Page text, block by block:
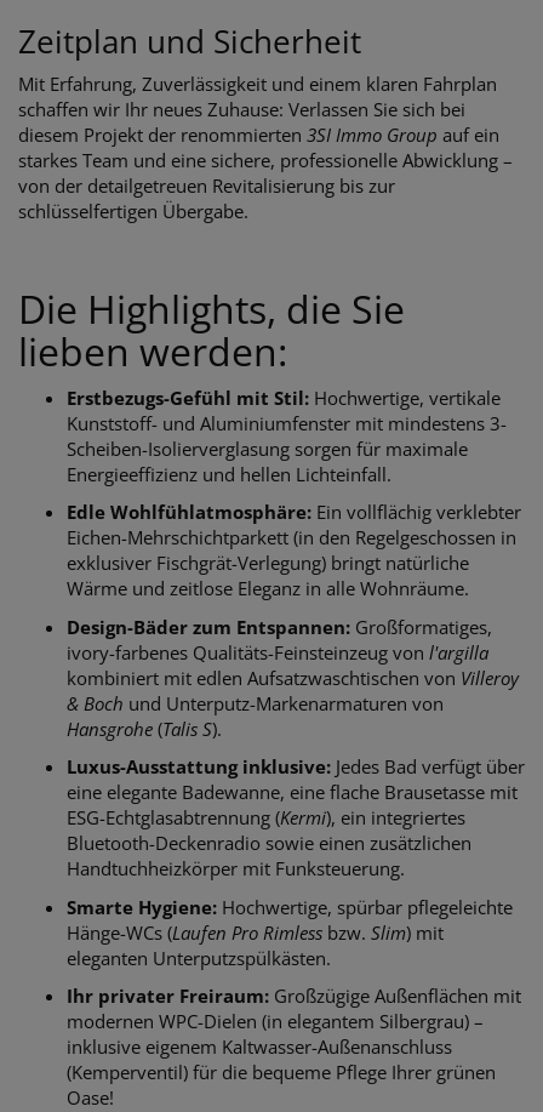
Zeitplan und Sicherheit
Mit Erfahrung, Zuverlässigkeit und einem klaren Fahrplan
schaffen wir Ihr neues Zuhause: Verlassen Sie sich bei
diesem Projekt der renommierten 3SI Immo Group auf ein
starkes Team und eine sichere, professionelle Abwicklung –
von der detailgetreuen Revitalisierung bis zur
schlüsselfertigen Übergabe.
Die Highlights, die Sie
lieben werden:
Erstbezugs-Gefühl mit Stil: Hochwertige, vertikale
Kunststoff- und Aluminiumfenster mit mindestens 3-
Scheiben-Isolierverglasung sorgen für maximale
Energieeffizienz und hellen Lichteinfall.
Edle Wohlfühlatmosphäre: Ein vollflächig verklebter
Eichen-Mehrschichtparkett (in den Regelgeschossen in
exklusiver Fischgrät-Verlegung) bringt natürliche
Wärme und zeitlose Eleganz in alle Wohnräume.
Design-Bäder zum Entspannen: Großformatiges,
ivory-farbenes Qualitäts-Feinsteinzeug von l'argilla
kombiniert mit edlen Aufsatzwaschtischen von Villeroy
& Boch und Unterputz-Markenarmaturen von
Hansgrohe (Talis S).
Luxus-Ausstattung inklusive: Jedes Bad verfügt über
eine elegante Badewanne, eine flache Brausetasse mit
ESG-Echtglasabtrennung (Kermi), ein integriertes
Bluetooth-Deckenradio sowie einen zusätzlichen
Handtuchheizkörper mit Funksteuerung.
Smarte Hygiene: Hochwertige, spürbar pflegeleichte
Hänge-WCs (Laufen Pro Rimless bzw. Slim) mit
eleganten Unterputzspülkästen.
Ihr privater Freiraum: Großzügige Außenflächen mit
modernen WPC-Dielen (in elegantem Silbergrau) –
inklusive eigenem Kaltwasser-Außenanschluss
(Kemperventil) für die bequeme Pflege Ihrer grünen
Oase!